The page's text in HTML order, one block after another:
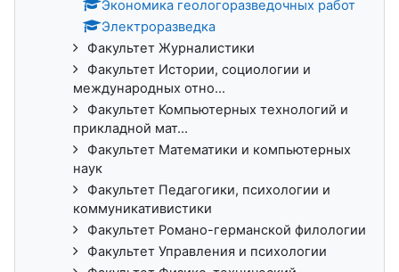
Экономика геологоразведочных работ
Электроразведка
Факультет Журналистики
Факультет Истории, социологии и
международных отно...
Факультет Компьютерных технологий и
прикладной мат...
Факультет Математики и компьютерных
наук
Факультет Педагогики, психологии и
коммуникативистики
Факультет Романо-германской филологии
Факультет Управления и психологии